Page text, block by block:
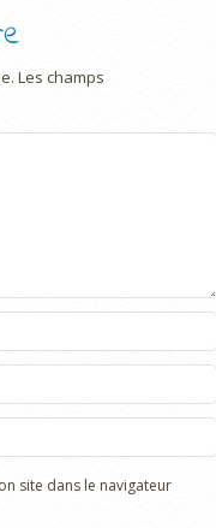
Les champs
site dans le navigateur